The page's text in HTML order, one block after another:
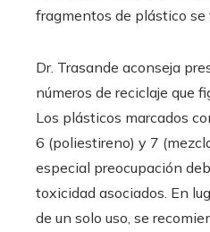
fragmentos de plástico
Dr. Trasande aconseja
números de reciclaje que
Los plásticos marcados
6 (poliestireno) y 7
especial preocupación
toxicidad asociados. En
de un solo uso, se